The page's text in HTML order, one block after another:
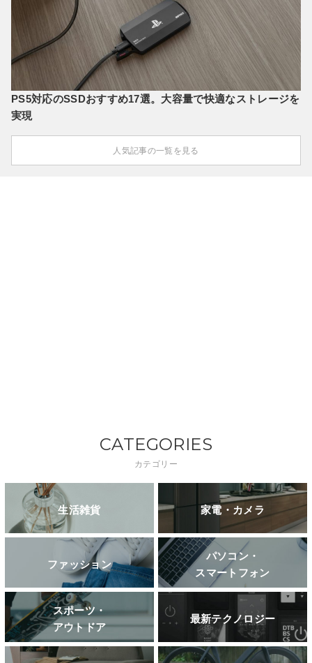
PS5対応のSSDおすすめ17選。大容量で快適なストレージを
実現
人気記事の一覧を見る
CATEGORIES
カテゴリー
生活雑貨 家電・カメラ
ファッション
パソコン・
スマートフォン
スポーツ・
アウトドア
最新テクノロジー